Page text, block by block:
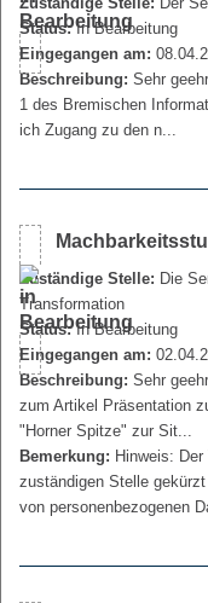
Status:In Bearbeitung
Eingegangen am:
Beschreibung: Sehr
1 des Bremischen
ich Zugang zu den n...
Zuständige Stelle: Die
Transformation
Status:In Bearbeitung
Eingegangen am:
Beschreibung: Sehr
zum Artikel Präsentation
"Horner Spitze" zur Sit...
Bemerkung: Hinweis:
zuständigen Stelle
von personenbezogenen